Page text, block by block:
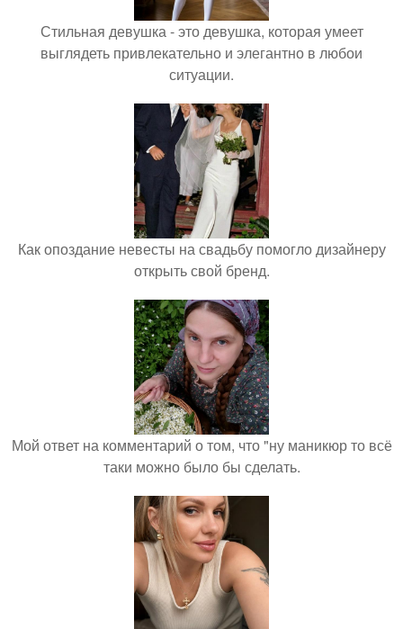
Стильная девушка - это девушка, которая умеет
выглядеть привлекательно и элегантно в любои
ситуации.
Как опоздание невесты на свадьбу помогло дизайнеру
открыть свой бренд.
Мой ответ на комментарий о том, что "ну маникюр то всё
таки можно было бы сделать.